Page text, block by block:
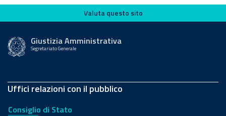
Valuta questo sito
Valuta questo sito
Giustizia Amministrativa
Segretariato Generale
Uffici relazioni con il pubblico
Consiglio di Stato